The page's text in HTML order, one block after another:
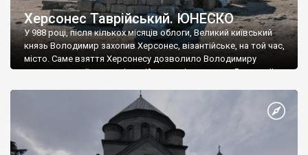
Херсонес Таврійський. ЮНЕСКО
У 988 році, після кількох місяців облоги, Великий київський
князь Володимир захопив Херсонес, візантійське, на той час,
місто. Саме взяття Херсонесу дозволило Володимиру
диктувати свої умови візантійському імператору Василю ІІ, та
Херсонесі Володимир-язичник, став Василем-християнином.
А потім було Хрещення Русі. На честь Херсонесу Таврійського